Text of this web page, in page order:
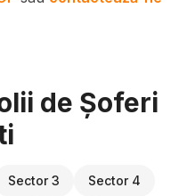
de Șoferi
Sector 3 Sector 4